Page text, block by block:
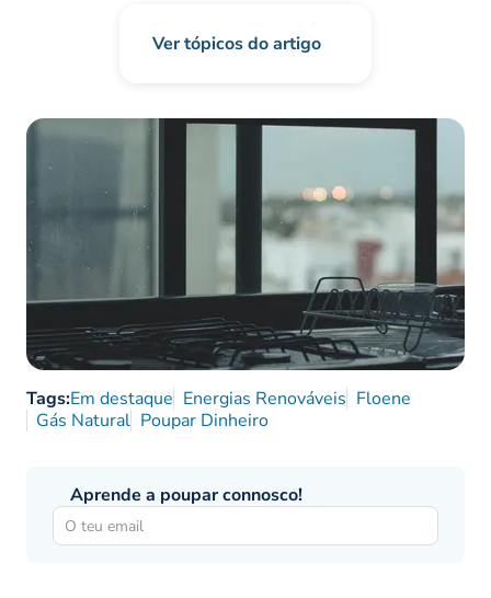
Ver tópicos do artigo
Tags:Em destaque Energias Renováveis Floene
Gás Natural Poupar Dinheiro
Aprende a poupar connosco!